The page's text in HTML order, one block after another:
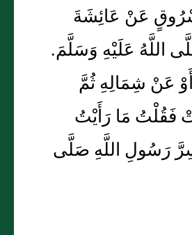
عَنْ عَائِشَةَ
اللَّهُ عَلَيْهِ وَسَلَّمَ.
عَنْ شِمَالِهِ ثُمَّ
فَقُلْتُ مَا رَأَيْتُ
رَسُولِ اللَّهِ صَلَّى